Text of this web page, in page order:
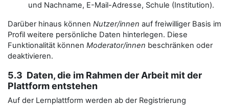
und Nachname, E-Mail-Adresse, Schule (Institution).
Darüber hinaus können Nutzer/innen auf freiwilliger Basis im
Profil weitere persönliche Daten hinterlegen. Diese
Funktionalität können Moderator/innen beschränken oder
deaktivieren.
5.3 Daten, die im Rahmen der Arbeit mit der
Plattform entstehen
Auf der Lernplattform werden ab der Registrierung